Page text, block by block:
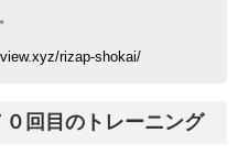
rizap-shokai/
回目のトレーニング